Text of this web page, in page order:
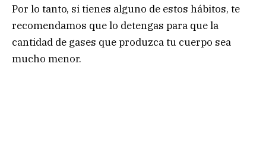
Por lo tanto, si tienes alguno de estos hábitos, te
recomendamos que lo detengas para que la
cantidad de gases que produzca tu cuerpo sea
mucho menor.